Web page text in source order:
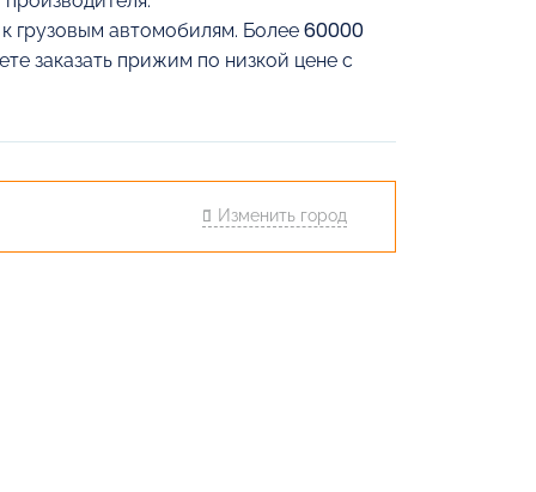
грузовым автомобилям. Более 60000
заказать прижим по низкой цене с
Изменить город